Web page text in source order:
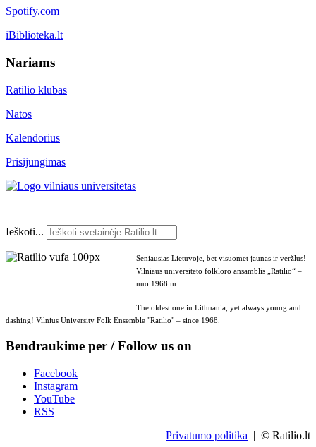
Spotify.com
iBiblioteka.lt
Nariams
Ratilio klubas
Natos
Kalendorius
Prisijungimas
Ieškoti...
Seniausias Lietuvoje, bet visuomet jaunas ir veržlus!
Vilniaus universiteto folkloro ansamblis „Ratilio“ –
nuo 1968 m.
The oldest one in Lithuania, yet always young and
dashing! Vilnius University Folk Ensemble "Ratilio" – since 1968.
Bendraukime per / Follow us on
Facebook
Instagram
YouTube
RSS
Privatumo politika | © Ratilio.lt